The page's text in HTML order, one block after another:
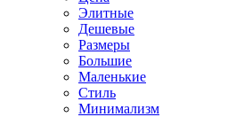
Элитные
Дешевые
Размеры
Большие
Маленькие
Стиль
Минимализм